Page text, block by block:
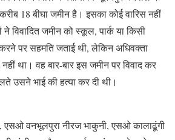
18 बीघा जमीन है। इसका कोई वारिस नहीं
ने विवादित जमीन को स्कूल, पार्क या किसी
पर सहमति जताई थी, लेकिन अधिवक्ता
था। वह बार-बार इस जमीन पर विवाद कर
उसने भाई की हत्या कर दी थी।
एसओ वनभूलपुरा नीरज भाकुनी, एसओ कालाढूंगी